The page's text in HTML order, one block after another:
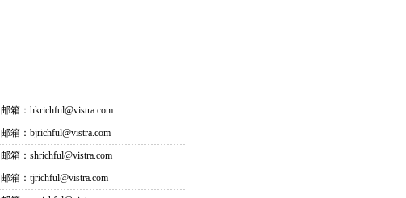
邮箱：hkrichful@vistra.com
邮箱：bjrichful@vistra.com
邮箱：shrichful@vistra.com
邮箱：tjrichful@vistra.com